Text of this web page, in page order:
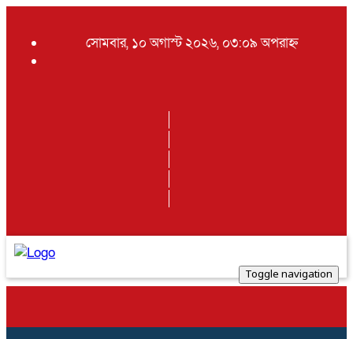
সোমবার, ১০ অগাস্ট ২০২৬, ০৩:০৯ অপরাহ্ন
Toggle navigation